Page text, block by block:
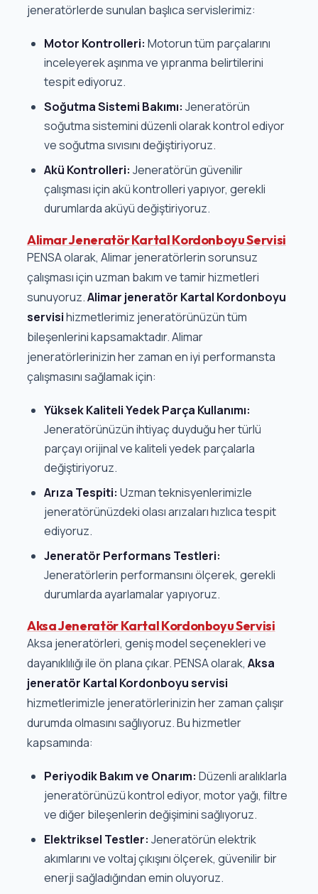
jeneratörlerde sunulan başlıca servislerimiz:
Motor Kontrolleri: Motorun tüm parçalarını
inceleyerek aşınma ve yıpranma belirtilerini
tespit ediyoruz.
Soğutma Sistemi Bakımı: Jeneratörün
soğutma sistemini düzenli olarak kontrol ediyor
ve soğutma sıvısını değiştiriyoruz.
Akü Kontrolleri: Jeneratörün güvenilir
çalışması için akü kontrolleri yapıyor, gerekli
durumlarda aküyü değiştiriyoruz.
Alimar Jeneratör Kartal Kordonboyu Servisi
PENSA olarak, Alimar jeneratörlerin sorunsuz
çalışması için uzman bakım ve tamir hizmetleri
sunuyoruz.Alimar jeneratör Kartal Kordonboyu
servisihizmetlerimiz jeneratörünüzün tüm
bileşenlerini kapsamaktadır. Alimar
jeneratörlerinizin her zaman en iyi performansta
çalışmasını sağlamak için:
Yüksek Kaliteli Yedek Parça Kullanımı:
Jeneratörünüzün ihtiyaç duyduğu her türlü
parçayı orijinal ve kaliteli yedek parçalarla
değiştiriyoruz.
Arıza Tespiti: Uzman teknisyenlerimizle
jeneratörünüzdeki olası arızaları hızlıca tespit
ediyoruz.
Jeneratör Performans Testleri:
Jeneratörlerin performansını ölçerek, gerekli
durumlarda ayarlamalar yapıyoruz.
Aksa Jeneratör Kartal Kordonboyu Servisi
Aksa jeneratörleri, geniş model seçenekleri ve
dayanıklılığı ile ön plana çıkar. PENSA olarak, Aksa
jeneratör Kartal Kordonboyu servisi
hizmetlerimizle jeneratörlerinizin her zaman çalışır
durumda olmasını sağlıyoruz. Bu hizmetler
kapsamında:
Periyodik Bakım ve Onarım: Düzenli aralıklarla
jeneratörünüzü kontrol ediyor, motor yağı, filtre
ve diğer bileşenlerin değişimini sağlıyoruz.
Elektriksel Testler: Jeneratörün elektrik
akımlarını ve voltaj çıkışını ölçerek, güvenilir bir
enerji sağladığından emin oluyoruz.